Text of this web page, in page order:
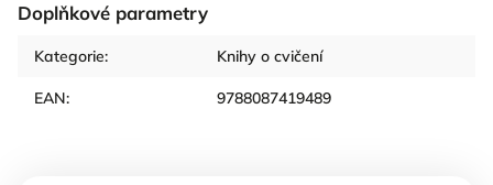
Doplňkové parametry
Kategorie: Knihy o cvičení
EAN: 9788087419489